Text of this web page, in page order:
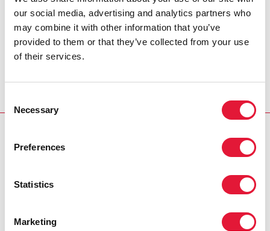
our social media, advertising and analytics partners who
may combine it with other information that you’ve
provided to them or that they’ve collected from your use
of their services.
Selection
Necessary
Preferences
Statistics
Marketing
Данные
СКАЧАТЬ